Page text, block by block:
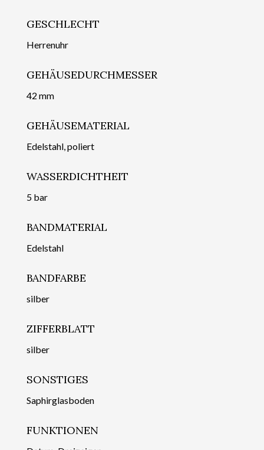
GESCHLECHT
Herrenuhr
GEHÄUSEDURCHMESSER
42 mm
GEHÄUSEMATERIAL
Edelstahl, poliert
WASSERDICHTHEIT
5 bar
BANDMATERIAL
Edelstahl
BANDFARBE
silber
ZIFFERBLATT
silber
SONSTIGES
Saphirglasboden
FUNKTIONEN